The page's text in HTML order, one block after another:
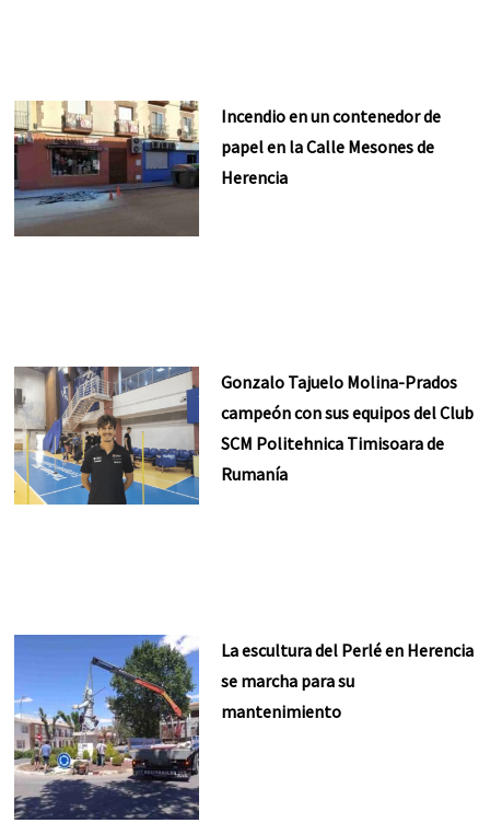
Incendio en un contenedor de
papel en la Calle Mesones de
Herencia
Gonzalo Tajuelo Molina-Prados
campeón con sus equipos del Club
SCM Politehnica Timisoara de
Rumanía
La escultura del Perlé en Herencia
se marcha para su
mantenimiento